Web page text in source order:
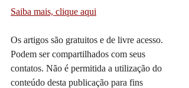
Saiba mais, clique aqui
Os artigos são gratuitos e de livre acesso.
Podem ser compartilhados com seus
contatos. Não é permitida a utilização do
conteúdo desta publicação para fins